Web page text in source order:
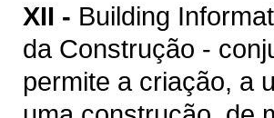
XII - Building
da Construção -
permite a criação, a